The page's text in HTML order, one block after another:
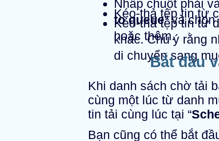
Nhấp chuột phải
to queue” và
hoặc thêm.
Kéo-thả tệp tin từ
Kéo-thả tệp tin từ
khác. Chú ý rằng
di chuyển sang
Bắt đầu
Khi danh sách chờ tải
cùng một lúc từ danh
tin tải cùng lúc tại “
Bạn cũng có thể bắt